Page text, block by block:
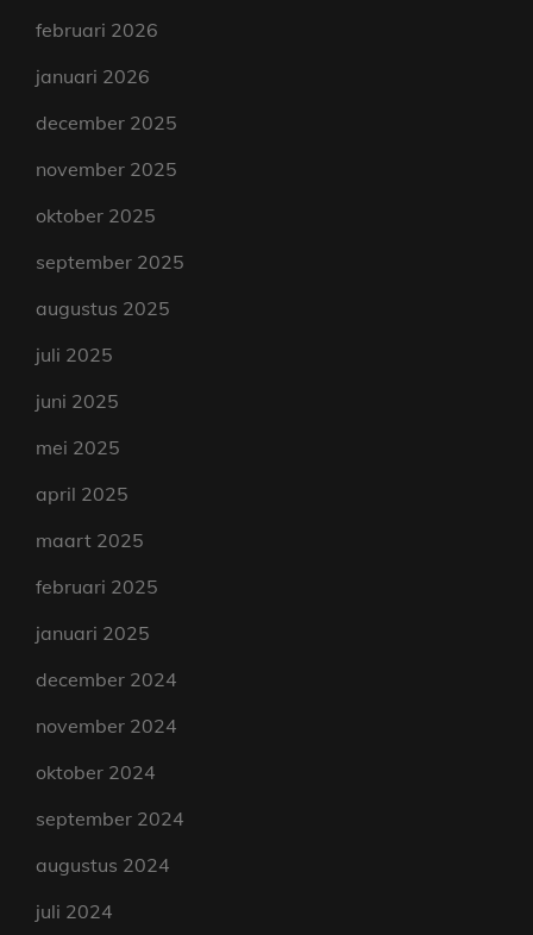
februari 2026
januari 2026
december 2025
november 2025
oktober 2025
september 2025
augustus 2025
juli 2025
juni 2025
mei 2025
april 2025
maart 2025
februari 2025
januari 2025
december 2024
november 2024
oktober 2024
september 2024
augustus 2024
juli 2024